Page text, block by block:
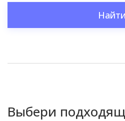
Найти
Выбери